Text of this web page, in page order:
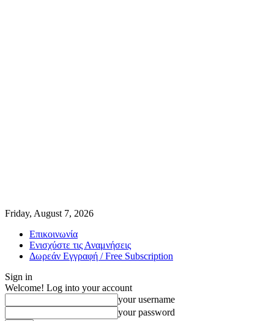
Friday, August 7, 2026
Επικοινωνία
Ενισχύστε τις Αναμνήσεις
Δωρεάν Εγγραφή / Free Subscription
Sign in
Welcome! Log into your account
your username
your password